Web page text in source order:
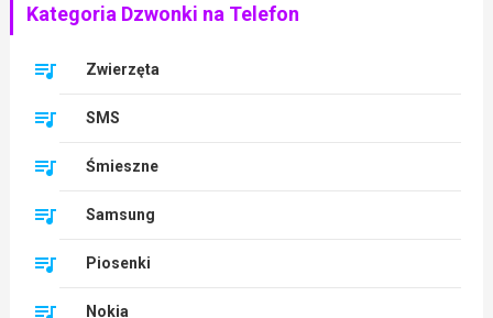
Kategoria Dzwonki na Telefon
Zwierzęta
SMS
Śmieszne
Samsung
Piosenki
Nokia